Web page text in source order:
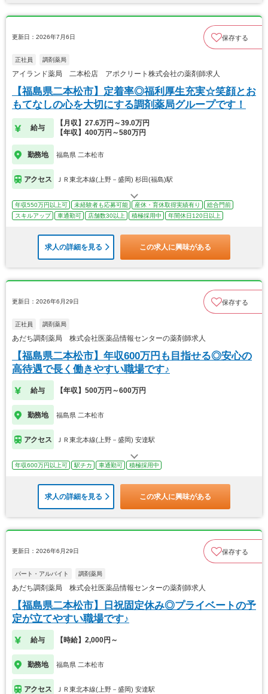
更新日：2026年7月6日 保存する
正社員 調剤薬局
アイランド薬局 二本松店 アポクリート株式会社の薬剤師求人
【福島県二本松市】定着率◎福利厚生充実☆笑顔とお
もてなしの心を大切にする調剤薬局グループです！
給与
【月収】27.6万円～39.0万円
【年収】400万円～580万円
勤務地 福島県 二本松市
アクセス ＪＲ東北本線(上野－盛岡) 杉田(福島)駅
年収550万円以上可 未経験者も応募可能 産休・育休取得実績有り
総合門前
スキルアップ
車通勤可 店舗数30以上 積極採用中 年間休日120日以上
求人の詳細を見る この求人に興味がある
更新日：2026年6月29日 保存する
正社員 調剤薬局
あだち調剤薬局 株式会社医薬品情報センターの薬剤師求人
【福島県二本松市】年収600万円も目指せる◎安心の
高待遇で長く働きやすい職場です♪
給与 【年収】500万円～600万円
勤務地 福島県 二本松市
アクセス ＪＲ東北本線(上野－盛岡) 安達駅
年収600万円以上可 駅チカ 車通勤可 積極採用中
求人の詳細を見る この求人に興味がある
更新日：2026年6月29日 保存する
パート・アルバイト 調剤薬局
あだち調剤薬局 株式会社医薬品情報センターの薬剤師求人
【福島県二本松市】日祝固定休み◎プライベートの予
定が立てやすい職場です♪
給与 【時給】2,000円～
勤務地 福島県 二本松市
アクセス ＪＲ東北本線(上野－盛岡) 安達駅